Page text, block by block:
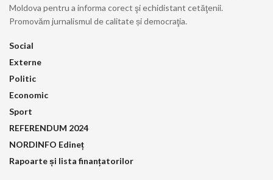
Moldova pentru a informa corect şi echidistant cetăţenii.
Promovăm jurnalismul de calitate și democraţia.
Social
Externe
Politic
Economic
Sport
REFERENDUM 2024
NORDINFO Edineț
Rapoarte și lista finanțatorilor